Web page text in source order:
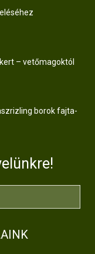
– vetőmagoktól
borok fajta-